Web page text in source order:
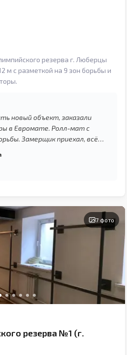
резерва г. Люберцы
м с разметкой на 9 зон борьбы и
новый объект, заказали
в Евромате. Ролл-мат с
Замерщик приехал, всё
учётом всех вырезов. Теперь
требованиям. Спасибо за
7 фото
резерва №1 (г.